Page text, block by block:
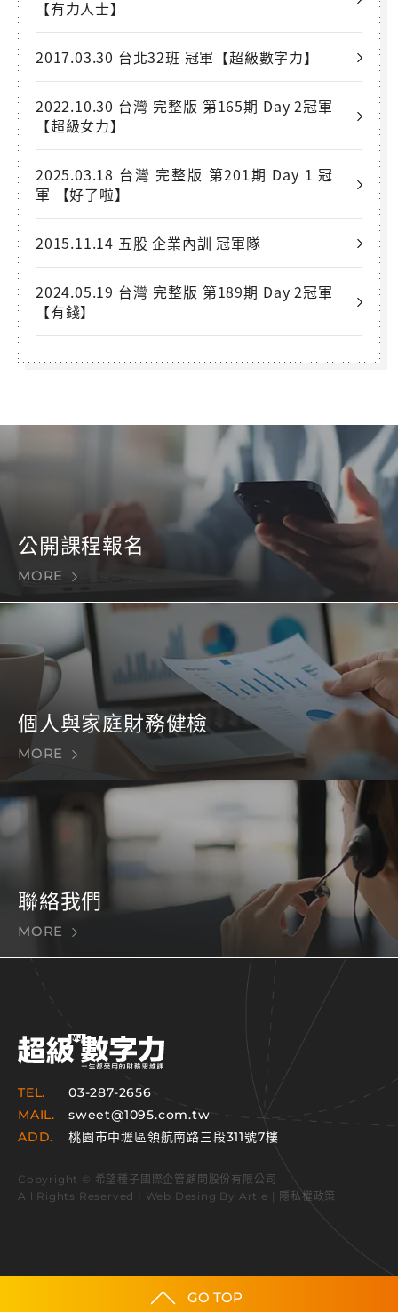
【有力人士】
2017.03.30 台北32班 冠軍【超級數字力】
2022.10.30 台灣 完整版 第165期 Day 2冠軍
【超級女力】
2025.03.18 台灣 完整版 第201期 Day 1 冠
軍 【好了啦】
2015.11.14 五股 企業內訓 冠軍隊
2024.05.19 台灣 完整版 第189期 Day 2冠軍
【有錢】
公開課程報名
MORE
個人與家庭財務健檢
MORE
聯絡我們
MORE
TEL.
03-287-2656
MAIL.
sweet@1095.com.tw
ADD.
桃園市中壢區領航南路三段311號7樓
Copyright © 希望種子國際企管顧問股份有限公司
All Rights Reserved | Web Desing By Artie | 隱私權政策
GO TOP